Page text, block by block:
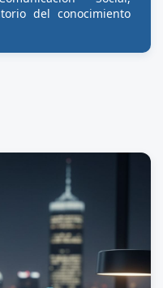
del conocimiento